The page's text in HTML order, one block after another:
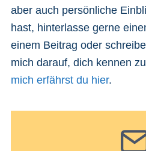
aber auch persönliche
hast, hinterlasse gerne
einem Beitrag oder
mich darauf, dich kennen
mich erfährst du hier.